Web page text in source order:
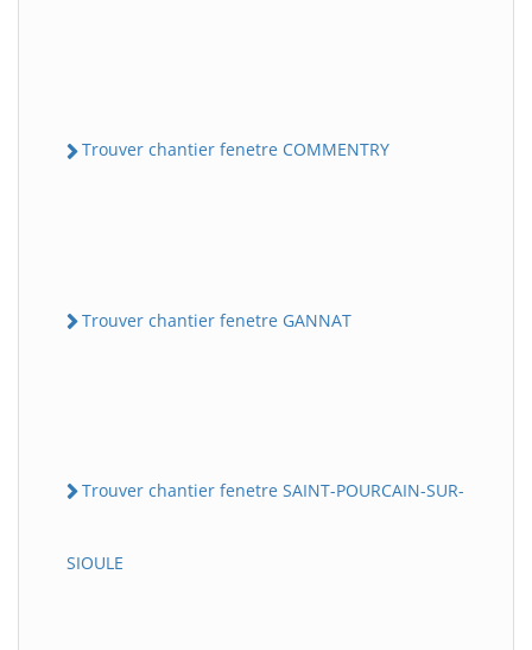
Trouver chantier fenetre COMMENTRY
Trouver chantier fenetre GANNAT
Trouver chantier fenetre SAINT-POURCAIN-SUR-
SIOULE